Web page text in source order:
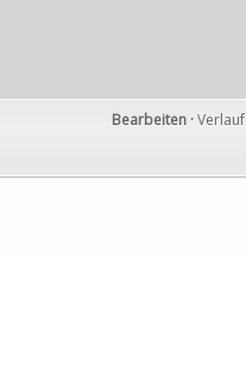
Bearbeiten ·Verlauf